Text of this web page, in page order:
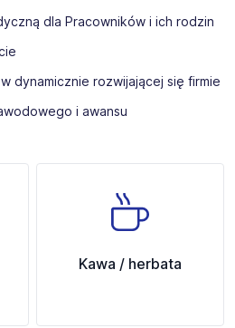
dla Pracowników i ich rodzin
dynamicznie rozwijającej się firmie
i awansu
Kawa / herbata